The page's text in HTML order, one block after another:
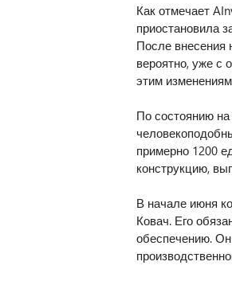
Как отмечает
приостановила
После внесения
вероятно, уже с
этим
По состоянию
примерно 1200
конструкцию,
В начале июня
Ковач. Его
обеспечению. Он